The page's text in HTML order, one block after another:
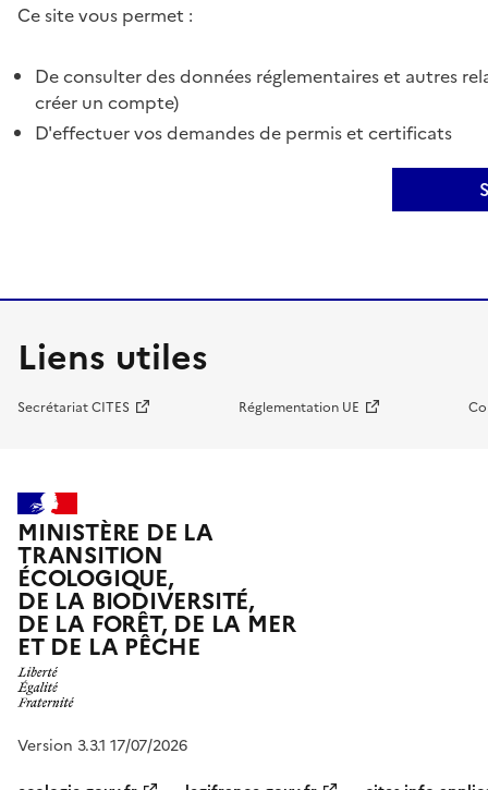
Ce site vous permet :
De consulter des données réglementaires et autres
créer un compte)
D'effectuer vos demandes de permis et certificats
Liens utiles
Secrétariat CITES Réglementation UE
MINISTÈRE DE LA
TRANSITION
ÉCOLOGIQUE,
DE LA BIODIVERSITÉ,
DE LA FORÊT, DE LA MER
ET DE LA PÊCHE
Version 3.3.1 17/07/2026